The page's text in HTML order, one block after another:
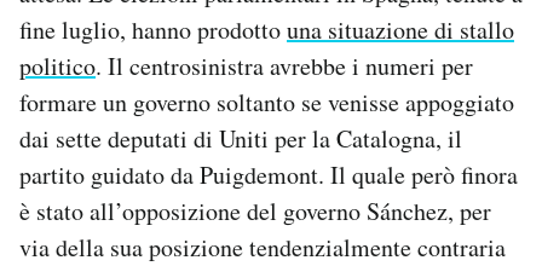
fine luglio, hanno prodottouna situazione di stallo
politico. Il centrosinistra avrebbe i numeri per
formare un governo soltanto se venisse appoggiato
dai sette deputati di Uniti per la Catalogna, il
partito guidato da Puigdemont. Il quale però finora
è stato all’opposizione del governo Sánchez, per
via della sua posizione tendenzialmente contraria